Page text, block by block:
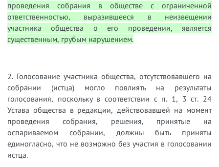
проведения собрания в обществе с ограниченной
ответственностью, выразившееся в неизвещении
участника общества о его проведении, является
существенным, грубым нарушением.
2. Голосование участника общества, отсутствовавшего на
собрании (истца) могло повлиять на результаты
голосования, поскольку в соответствии с п. 1, 3 ст. 24
Устава общества в редакции, действовавшей на момент
проведения собрания, решения, принятые на
оспариваемом собрании, должны быть приняты
единогласно, что не возможно без участия в голосовании
истца.